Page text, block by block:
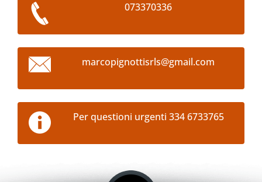
073370336
marcopignottisrls@gmail.com
Per questioni urgenti 334 6733765